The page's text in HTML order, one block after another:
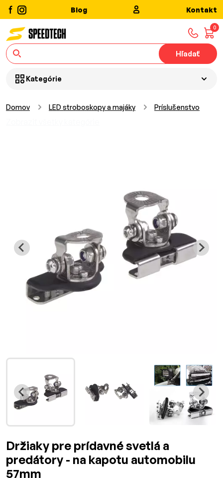
Blog Kontakt
0
Hľadať
Kategórie
Domov LED stroboskopy a majáky Príslušenstvo
Držiaky pre prídavné svetlá a
predátory - na kapotu automobilu
57mm